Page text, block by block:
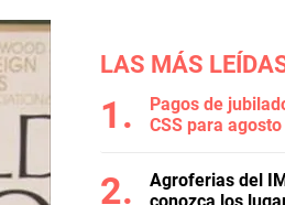
LAS MÁS
Pagos de
CSS para agosto
Agroferias del